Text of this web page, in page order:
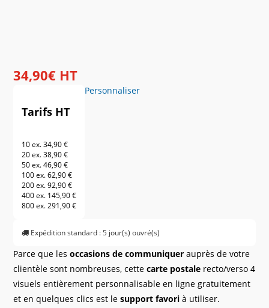
34,90€ HT
Tarifs HT
10 ex.34,90 €
20 ex.38,90 €
50 ex.46,90 €
100 ex.62,90 €
200 ex.92,90 €
400 ex. 145,90 €
800 ex.291,90 €
Personnaliser
Expédition standard : 5 jour(s) ouvré(s)
Parce que lesoccasions de communiquer auprès de votre
clientèle sont nombreuses, cettecarte postale recto/verso 4
visuels entièrement personnalisable en ligne gratuitement
et en quelques clics est lesupport favori à utiliser.